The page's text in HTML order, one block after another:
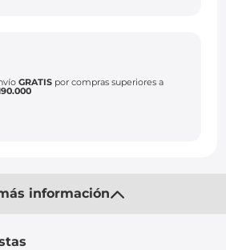
GRATIS por compras superiores a
información